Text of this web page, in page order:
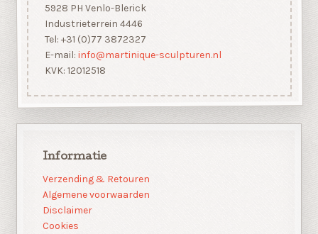
5928 PH Venlo-Blerick
Industrieterrein 4446
Tel: +31 (0)77 3872327
E-mail: info@martinique-sculpturen.nl
KVK: 12012518
Informatie
Verzending & Retouren
Algemene voorwaarden
Disclaimer
Cookies